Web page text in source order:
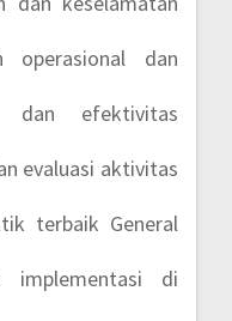
operasional dan
dan efektivitas
evaluasi aktivitas
terbaik General
implementasi di